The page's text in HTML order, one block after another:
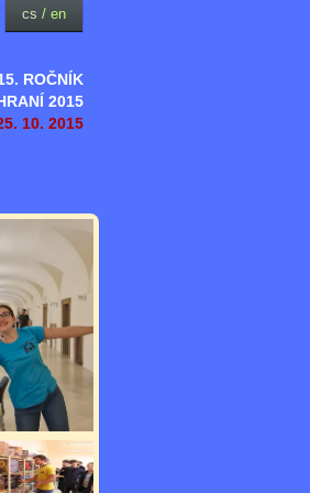
ROČNÍK
2015
10. 2015
cs / en